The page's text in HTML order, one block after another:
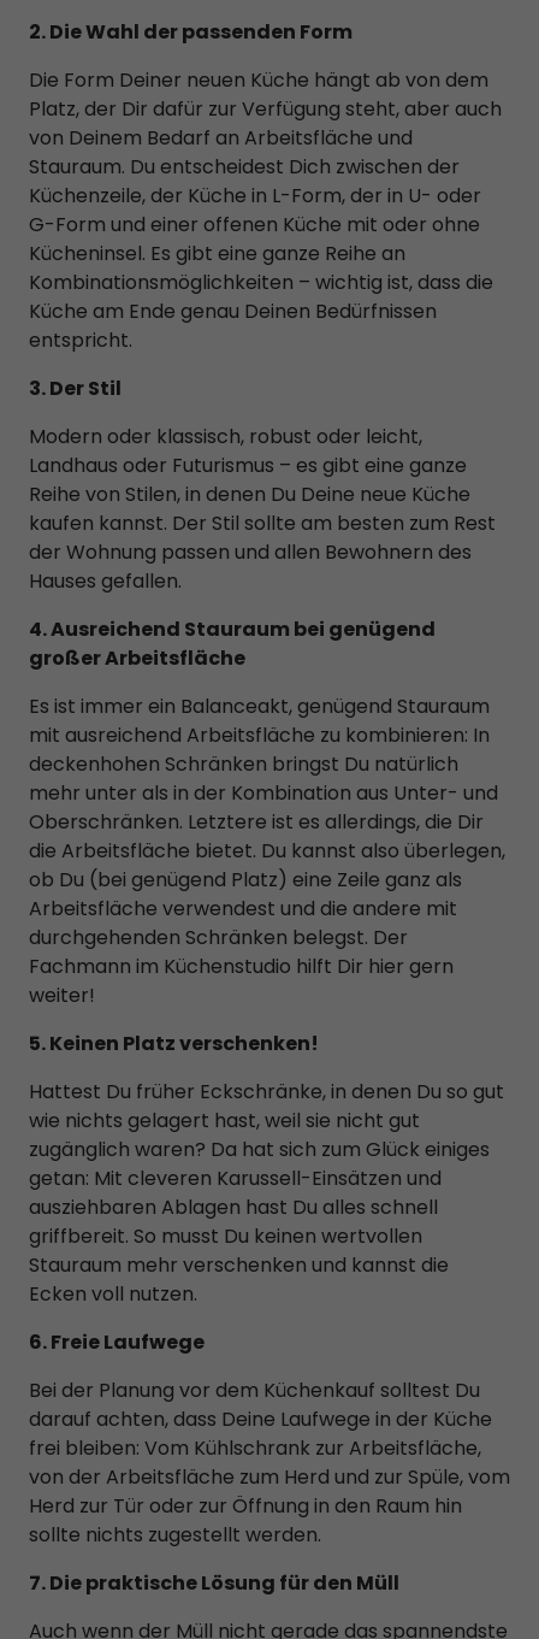
2. Die Wahl der passenden Form
Die Form Deiner neuen Küche hängt ab von dem
Platz, der Dir dafür zur Verfügung steht, aber auch
von Deinem Bedarf an Arbeitsfläche und
Stauraum. Du entscheidest Dich zwischen der
Küchenzeile, der Küche in L-Form, der in U- oder
G-Form und einer offenen Küche mit oder ohne
Kücheninsel. Es gibt eine ganze Reihe an
Kombinationsmöglichkeiten – wichtig ist, dass die
Küche am Ende genau Deinen Bedürfnissen
entspricht.
3. Der Stil
Modern oder klassisch, robust oder leicht,
Landhaus oder Futurismus – es gibt eine ganze
Reihe von Stilen, in denen Du Deine neue Küche
kaufen kannst. Der Stil sollte am besten zum Rest
der Wohnung passen und allen Bewohnern des
Hauses gefallen.
4. Ausreichend Stauraum bei genügend
großer Arbeitsfläche
Es ist immer ein Balanceakt, genügend Stauraum
mit ausreichend Arbeitsfläche zu kombinieren: In
deckenhohen Schränken bringst Du natürlich
mehr unter als in der Kombination aus Unter- und
Oberschränken. Letztere ist es allerdings, die Dir
die Arbeitsfläche bietet. Du kannst also überlegen,
ob Du (bei genügend Platz) eine Zeile ganz als
Arbeitsfläche verwendest und die andere mit
durchgehenden Schränken belegst. Der
Fachmann im Küchenstudio hilft Dir hier gern
weiter!
5. Keinen Platz verschenken!
Hattest Du früher Eckschränke, in denen Du so gut
wie nichts gelagert hast, weil sie nicht gut
zugänglich waren? Da hat sich zum Glück einiges
getan: Mit cleveren Karussell-Einsätzen und
ausziehbaren Ablagen hast Du alles schnell
griffbereit. So musst Du keinen wertvollen
Stauraum mehr verschenken und kannst die
Ecken voll nutzen.
6. Freie Laufwege
Bei der Planung vor dem Küchenkauf solltest Du
darauf achten, dass Deine Laufwege in der Küche
frei bleiben: Vom Kühlschrank zur Arbeitsfläche,
von der Arbeitsfläche zum Herd und zur Spüle, vom
Herd zur Tür oder zur Öffnung in den Raum hin
sollte nichts zugestellt werden.
7. Die praktische Lösung für den Müll
Auch wenn der Müll nicht gerade das spannendste